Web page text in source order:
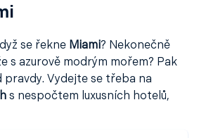
se řekne Miami? Nekonečně
s azurově modrým mořem? Pak
pravdy. Vydejte se třeba na
s nespočtem luxusních hotelů,
Projděte se po